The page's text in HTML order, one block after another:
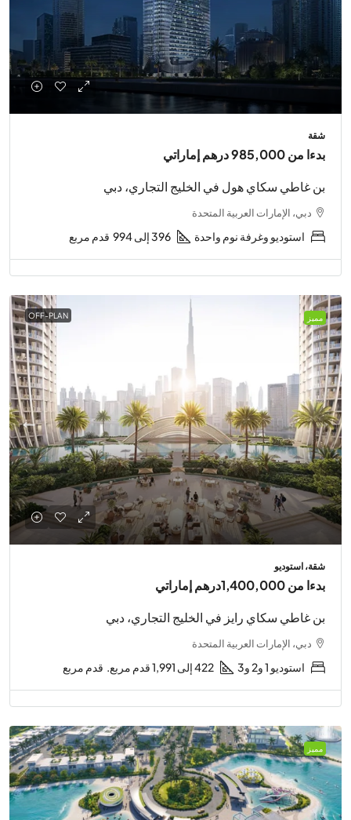
شقة
بدءا من985,000 درهم إماراتي
بن غاطي سكاي هول في الخليج التجاري، دبي
دبي، الإمارات العربية المتحدة
استوديو وغرفة نوم واحدة 396 إلى 994 قدم مربع
مميز OFF-PLAN
شقة، استوديو
بدءا من1,400,000درهم إماراتي
بن غاطي سكاي رايز في الخليج التجاري، دبي
دبي، الإمارات العربية المتحدة
استوديو 1 و2 و3 422 إلى 1,991 قدم مربع. قدم مربع
مميز